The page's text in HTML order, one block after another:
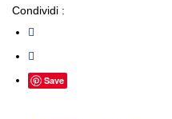
Condividi :
Save